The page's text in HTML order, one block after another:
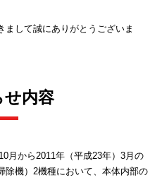
まして誠にありがとうございま
せ内容
月から2011年（平成23年）3月の
除機）2機種において、本体内部の